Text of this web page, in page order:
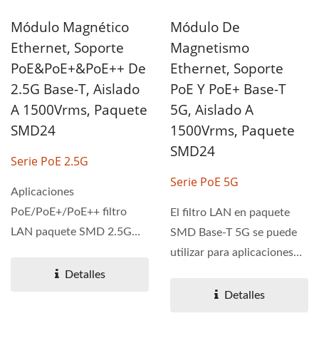
Módulo Magnético
Ethernet, Soporte
PoE&PoE+&PoE++ De
2.5G Base-T, Aislado
A 1500Vrms, Paquete
SMD24
Serie PoE 2.5G
Aplicaciones
PoE/PoE+/PoE++ filtro
LAN paquete SMD 2.5G
está diseñada...Detalles
Módulo De
Magnetismo
Ethernet, Soporte
PoE Y PoE+ Base-T
5G, Aislado A
1500Vrms, Paquete
SMD24
Serie PoE 5G
El filtro LAN en paquete
SMD Base-T 5G se puede
utilizar para aplicaciones
Detalles